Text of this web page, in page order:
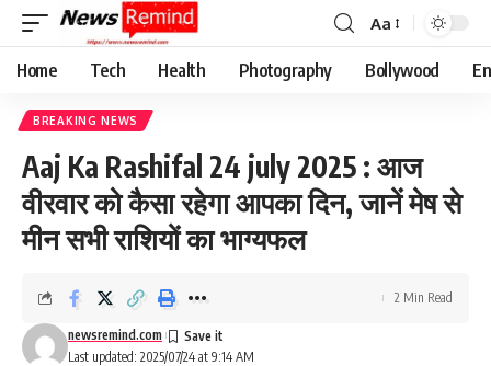
Font
Resizer
Aa
Home Tech Health Photography Bollywood
BREAKING NEWS
Aaj Ka Rashifal 24 july 2025 : आज
वीरवार को कैसा रहेगा आपका दिन, जानें मेष से
मीन सभी राशियों का भाग्यफल
Last updated: 2025/07/24 at 9:14 AM
newsremind.com
2 Min Read